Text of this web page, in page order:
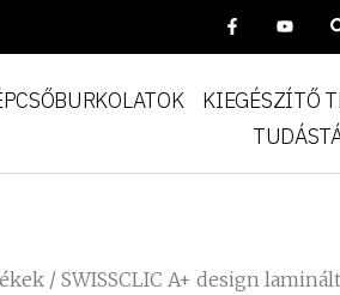
KIEGÉSZÍTŐ
/ SWISSCLIC A+ design